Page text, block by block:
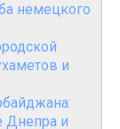
немецкого
и
Днепра и